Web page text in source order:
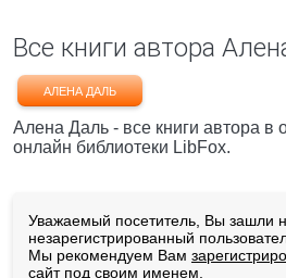
Все книги автора
АЛЕНА ДАЛЬ
Алена Даль - все книги автора в
онлайн библиотеки LibFox.
Уважаемый посетитель, Вы зашли
незарегистрированный
Мы рекомендуем Вам
сайт под своим именем.